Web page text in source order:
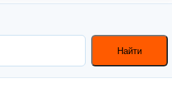
Найти